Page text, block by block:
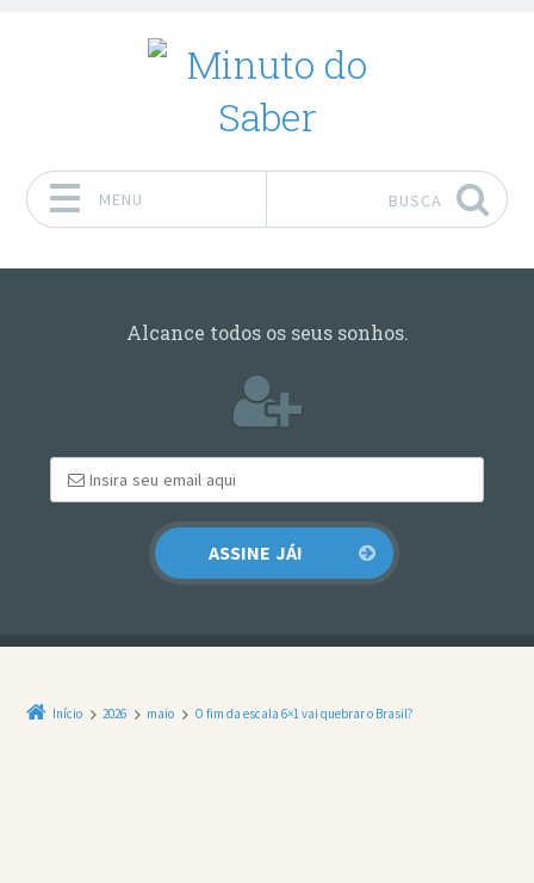
MENU BUSCA
Alcance todos os seus sonhos.
Início 2026 maio O fim da escala 6×1 vai quebrar o Brasil?